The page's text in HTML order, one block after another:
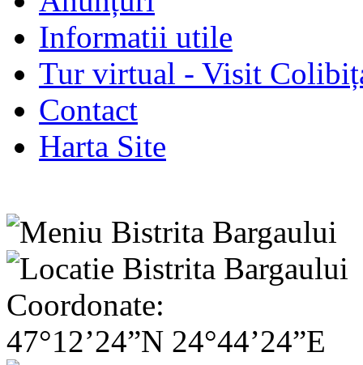
Informatii utile
Tur virtual - Visit
Contact
Harta Site
Coordonate:
47°12’24”N 24°44’24”E